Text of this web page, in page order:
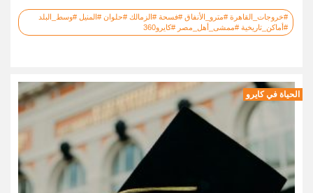
#خروجات_القاهرة #مترو_الأنفاق #فسحة #الزمالك #حلوان #المنيل #وسط_البلد
#أماكن_تاريخية #ممشى_أهل_مصر #كايرو360
الحياة في كايرو